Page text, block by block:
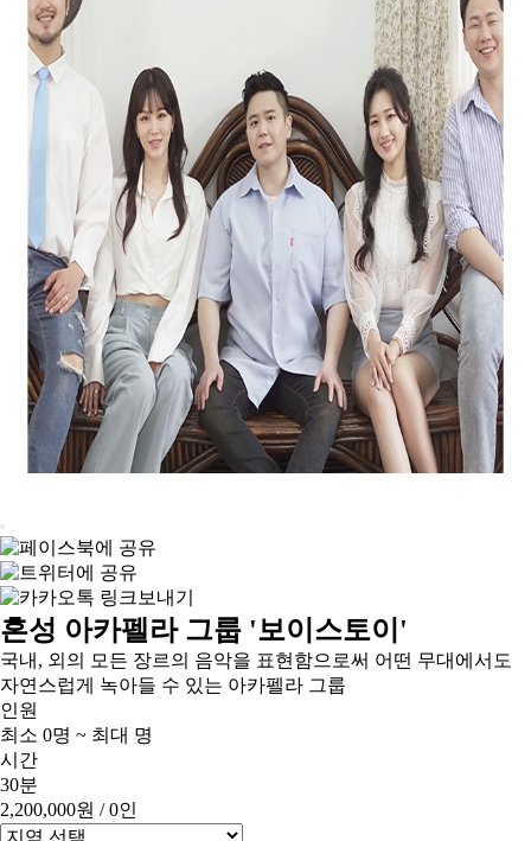
혼성 아카펠라 그룹 '보이스토이'
국내, 외의 모든 장르의 음악을 표현함으로써 어떤 무대에서도
자연스럽게 녹아들 수 있는 아카펠라 그룹
인원
최소 0명 ~ 최대 명
시간
30분
2,200,000원 / 0인